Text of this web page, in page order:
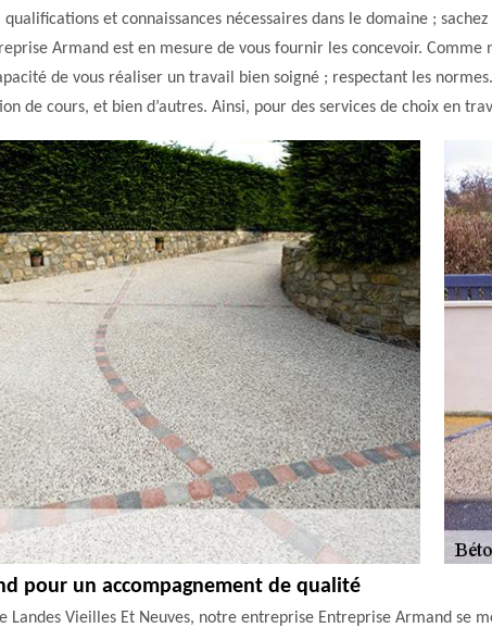
et connaissances nécessaires dans le domaine ;
Armand est en mesure de vous fournir les concevoir.
de vous réaliser un travail bien soigné ; respectant les
de cours, et bien d’autres. Ainsi, pour des services de choix en
pour un accompagnement de qualité
Landes Vieilles Et Neuves, notre entreprise Entreprise Armand se